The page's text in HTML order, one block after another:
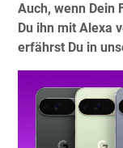
Auch, wenn Dein
Du ihn mit Alexa
erfährst Du in